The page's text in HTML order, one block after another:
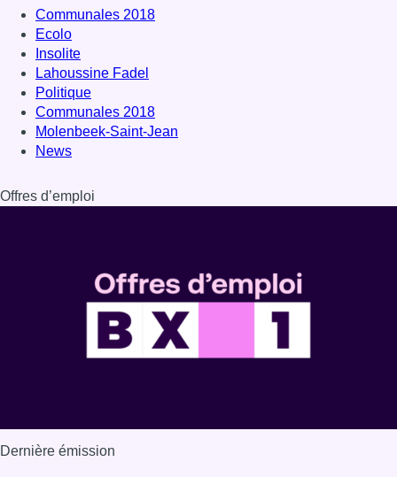
Communales 2018
Ecolo
Insolite
Lahoussine Fadel
Politique
Communales 2018
Molenbeek-Saint-Jean
News
Offres d’emploi
Dernière émission